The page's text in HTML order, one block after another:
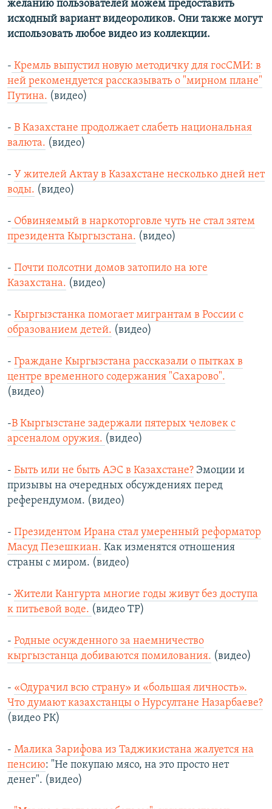
желанию пользователей можем предоставить
исходный вариант видеороликов. Они также могут
использовать любое видео из коллекции.
- Кремль выпустил новую методичку для госСМИ: в
ней рекомендуется рассказывать о "мирном плане"
Путина. (видео)
- В Казахстане продолжает слабеть национальная
валюта. (видео)
- У жителей Актау в Казахстане несколько дней нет
воды. (видео)
- Обвиняемый в наркоторговле чуть не стал зятем
президента Кыргызстана. (видео)
- Почти полсотни домов затопило на юге
Казахстана. (видео)
- Кыргызстанка помогает мигрантам в России с
образованием детей. (видео)
- Граждане Кыргызстана рассказали о пытках в
центре временного содержания "Сахарово".
(видео)
-В Кыргызстане задержали пятерых человек с
арсеналом оружия. (видео)
- Быть или не быть АЭС в Казахстане? Эмоции и
призывы на очередных обсуждениях перед
референдумом. (видео)
- Президентом Ирана стал умеренный реформатор
Масуд Пезешкиан. Как изменятся отношения
страны с миром. (видео)
- Жители Кангурта многие годы живут без доступа
к питьевой воде. (видео ТР)
- Родные осужденного за наемничество
кыргызстанца добиваются помилования. (видео)
- «Одурачил всю страну» и «большая личность».
Что думают казахстанцы о Нурсултане Назарбаеве?
(видео РК)
- Малика Зарифова из Таджикистана жалуется на
пенсию: "Не покупаю мясо, на это просто нет
денег". (видео)